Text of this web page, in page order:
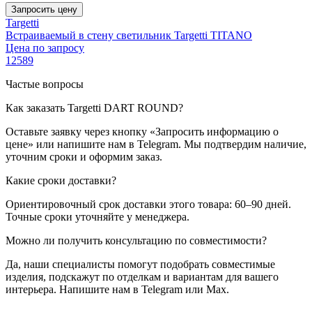
Запросить цену
Targetti
Встраиваемый в стену светильник Targetti TITANO
Цена по запросу
12589
Частые вопросы
Как заказать Targetti DART ROUND?
Оставьте заявку через кнопку «Запросить информацию о
цене» или напишите нам в Telegram. Мы подтвердим наличие,
уточним сроки и оформим заказ.
Какие сроки доставки?
Ориентировочный срок доставки этого товара: 60–90 дней.
Точные сроки уточняйте у менеджера.
Можно ли получить консультацию по совместимости?
Да, наши специалисты помогут подобрать совместимые
изделия, подскажут по отделкам и вариантам для вашего
интерьера. Напишите нам в Telegram или Max.